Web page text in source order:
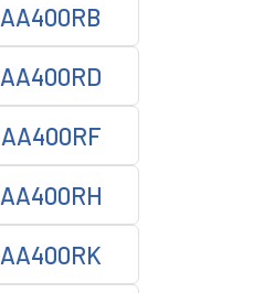
AA400RB
AA400RD
AA400RF
AA400RH
AA400RK